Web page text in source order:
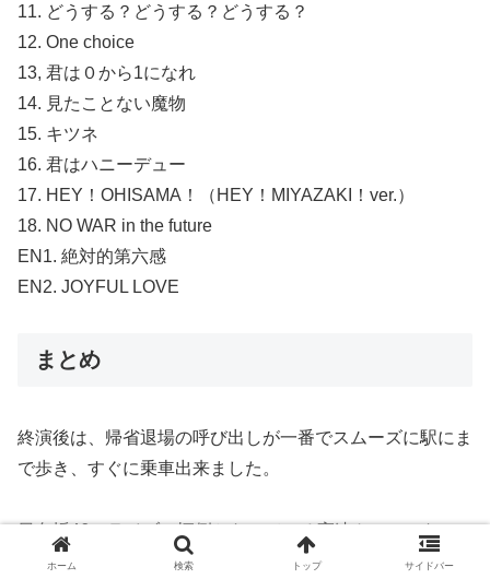
11. どうする？どうする？どうする？
12. One choice
13, 君は０から1になれ
14. 見たことない魔物
15. キツネ
16. 君はハニーデュー
17. HEY！OHISAMA！（HEY！MIYAZAKI！ver.）
18. NO WAR in the future
EN1. 絶対的第六感
EN2. JOYFUL LOVE
まとめ
終演後は、帰省退場の呼び出しが一番でスムーズに駅にま
で歩き、すぐに乗車出来ました。
日向坂46のライブで恒例となっている高速トロッコな
ど、ステージ外でのパフォーマンスは今回ありませんでし
ホーム 検索 トップ サイドバー